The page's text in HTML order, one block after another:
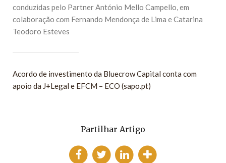
conduzidas pelo Partner António Mello Campello, em
colaboração com Fernando Mendonça de Lima e Catarina
Teodoro Esteves
Acordo de investimento da Bluecrow Capital conta com
apoio da J+Legal e EFCM – ECO (sapo.pt)
Partilhar Artigo